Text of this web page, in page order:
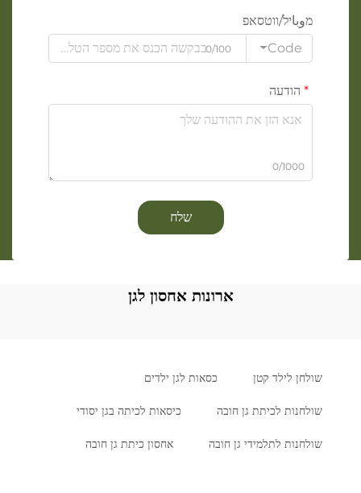
מوباיל/ווטסאפ
Code
0/100
הודעה
0/1000
שלח
ארונות אחסון לגן
שולחן לילד קטן כסאות לגן ילדים
שולחנות לכיתת גן חובה כיסאות לכיתה בגן יסודי
שולחנות לתלמידי גן חובה אחסון כיתת גן חובה